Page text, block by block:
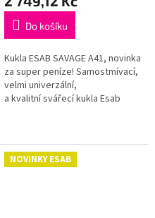
je
5,0
hvězdiček.
Do košíku
Kukla ESAB SAVAGE A41, novinka
za super peníze! Samostmívací,
velmi univerzální,
a kvalitní svářecí kukla Esab
NOVINKY ESAB